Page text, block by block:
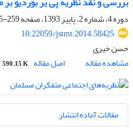
دوره 4، شماره 2، پاییز 1393، صفحه
259-285
10.22059/jstmt.2014.58425
حسن خیری
مشاهده مقاله
اصل مقاله 590.15 K
مقالات آماده انتشار